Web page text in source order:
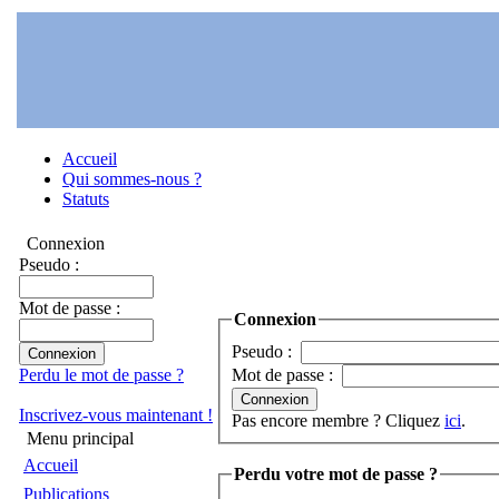
Accueil
Qui sommes-nous ?
Statuts
Connexion
Pseudo :
Mot de passe :
Perdu le mot de passe ?
Inscrivez-vous maintenant !
Menu principal
Accueil
Publications
Connexion
Pseudo :
Mot de passe :
Pas encore membre ? Cliquez ici.
Perdu votre mot de passe ?